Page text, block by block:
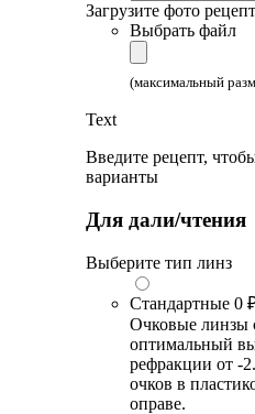
Загрузите фото
Выбрать файл
(максимальный
Text
Введите рецепт,
варианты
Для дали/чтения
Выберите тип линз
Стандартные 0
Очковые линзы
оптимальный
рефракции от -
очков в
оправе.